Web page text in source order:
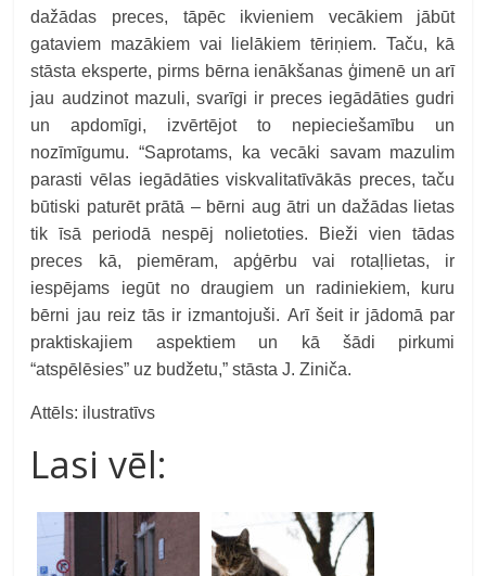
dažādas preces, tāpēc ikvieniem vecākiem jābūt
gataviem mazākiem vai lielākiem tēriņiem. Taču, kā
stāsta eksperte, pirms bērna ienākšanas ģimenē un arī
jau audzinot mazuli, svarīgi ir preces iegādāties gudri
un apdomīgi, izvērtējot to nepieciešamību un
nozīmīgumu. “Saprotams, ka vecāki savam mazulim
parasti vēlas iegādāties viskvalitatīvākās preces, taču
būtiski paturēt prātā – bērni aug ātri un dažādas lietas
tik īsā periodā nespēj nolietoties. Bieži vien tādas
preces kā, piemēram, apģērbu vai rotaļlietas, ir
iespējams iegūt no draugiem un radiniekiem, kuru
bērni jau reiz tās ir izmantojuši. Arī šeit ir jādomā par
praktiskajiem aspektiem un kā šādi pirkumi
“atspēlēsies” uz budžetu,” stāsta J. Ziniča.
Attēls: ilustratīvs
Lasi vēl: